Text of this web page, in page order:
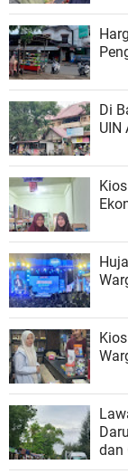
Di
UIN
dan